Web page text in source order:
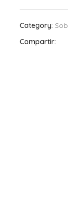
Category:
Compartir: